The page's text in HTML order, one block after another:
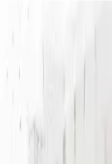
pris uden skjulte